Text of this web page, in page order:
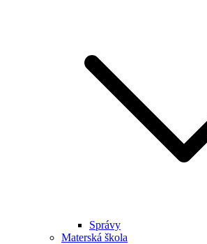
Správy
Materská škola